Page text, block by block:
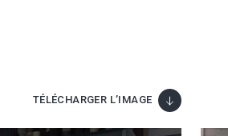
TÉLÉCHARGER L’IMAGE